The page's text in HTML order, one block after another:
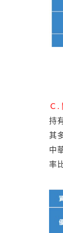
Ｃ.
持
其
中
率